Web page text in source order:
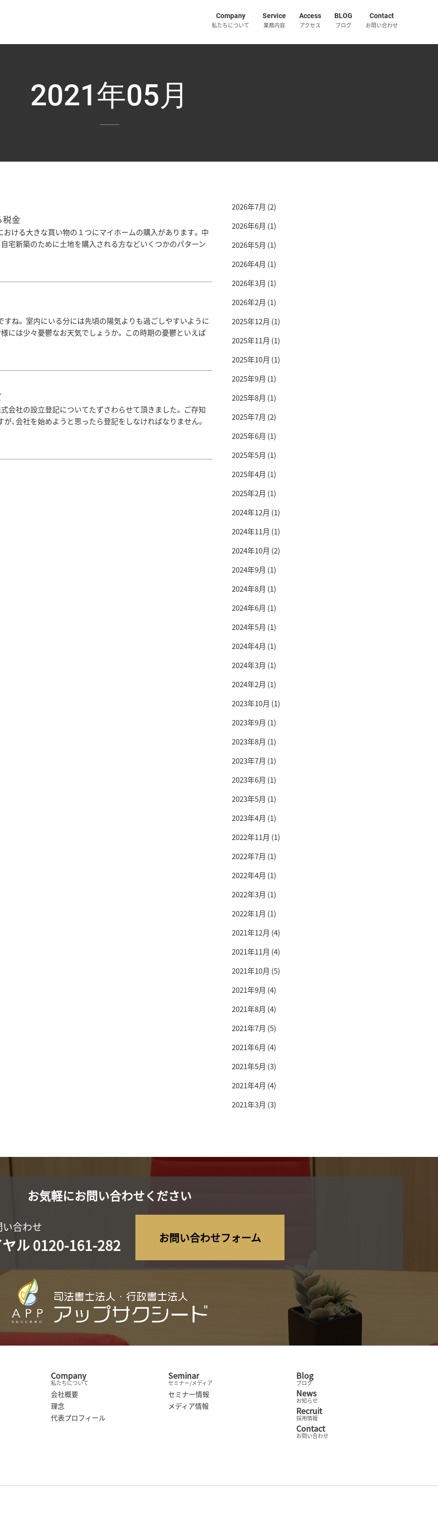
Company
私たちについて
Service
業務内容
Access
アクセス
BLOG
ブログ
Contact
お問い合わせ
2021年05月
税金
おける大きな買い物の１つにマイホームの購入があります。 中
宅新築のために土地を購入される方などいくつかのパターン
ね。 室内にいる分には先頃の陽気よりも過ごしやすいように
には少々憂鬱なお天気でしょうか。 この時期の憂鬱といえば
会社の設立登記についてたずさわらせて頂きました。 ご存知
、会社を始めようと思ったら登記をしなければなりません。
2026年7月 (2)
2026年6月 (1)
2026年5月 (1)
2026年4月 (1)
2026年3月 (1)
2026年2月 (1)
2025年12月 (1)
2025年11月 (1)
2025年10月 (1)
2025年9月 (1)
2025年8月 (1)
2025年7月 (2)
2025年6月 (1)
2025年5月 (1)
2025年4月 (1)
2025年2月 (1)
2024年12月 (1)
2024年11月 (1)
2024年10月 (2)
2024年9月 (1)
2024年8月 (1)
2024年6月 (1)
2024年5月 (1)
2024年4月 (1)
2024年3月 (1)
2024年2月 (1)
2023年10月 (1)
2023年9月 (1)
2023年8月 (1)
2023年7月 (1)
2023年6月 (1)
2023年5月 (1)
2023年4月 (1)
2022年11月 (1)
2022年7月 (1)
2022年4月 (1)
2022年3月 (1)
2022年1月 (1)
2021年12月 (4)
2021年11月 (4)
2021年10月 (5)
2021年9月 (4)
2021年8月 (4)
2021年7月 (5)
2021年6月 (4)
2021年5月 (3)
2021年4月 (4)
2021年3月 (3)
お気軽にお問い合わせください
合わせ
ル0120-161-282 お問い合わせフォーム
Company
私たちについて
会社概要
理念
代表プロフィール
Seminar
セミナー/メディア
セミナー情報
メディア情報
Blog
ブログ
News
お知らせ
Recruit
採用情報
Contact
お問い合わせ